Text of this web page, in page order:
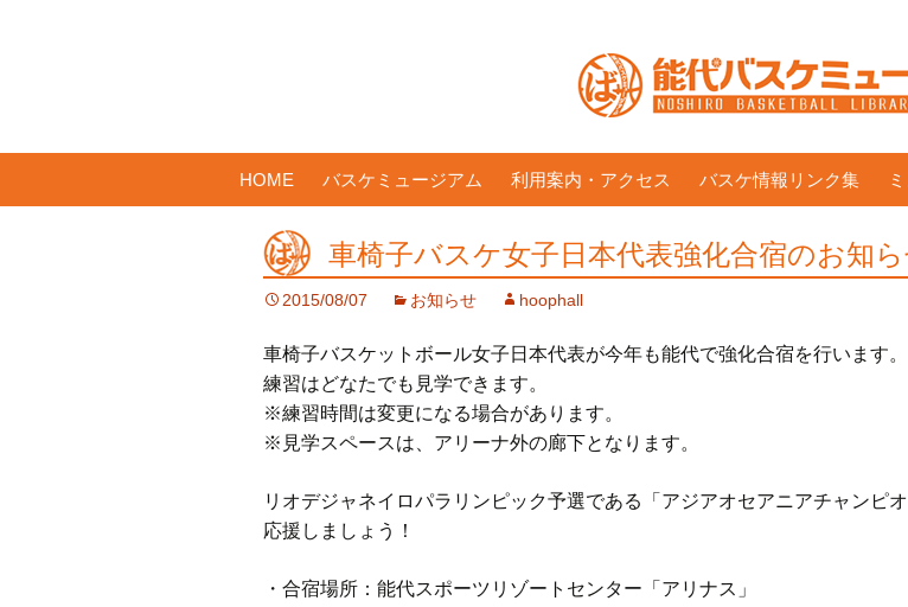
HOME バスケミュージアム 利用案内・アクセス バスケ情報リンク集
車椅子バスケ女子日本代表強化合宿のお知ら
2015/08/07 お知らせ hoophall
車椅子バスケットボール女子日本代表が今年も能代で強化合宿を行います。
練習はどなたでも見学できます。
※練習時間は変更になる場合があります。
※見学スペースは、アリーナ外の廊下となります。
リオデジャネイロパラリンピック予選である「アジアオセアニアチャンピ
応援しましょう！
・合宿場所：能代スポーツリゾートセンター「アリナス」